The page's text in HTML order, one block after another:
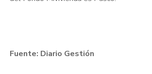
Fuente: Diario Gestión